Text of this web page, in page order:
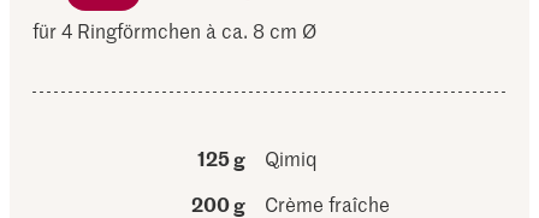
für 4 Ringförmchen à ca. 8 cm Ø
125 g
Qimiq
200 g
Crème fraîche